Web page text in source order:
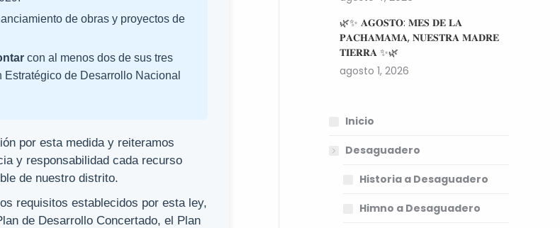
de obras y proyectos de
con al menos dos de sus tres
de Desarrollo Nacional
por esta medida y reiteramos
y responsabilidad cada recurso
de nuestro distrito.
requisitos establecidos por esta ley,
de Desarrollo Concertado, el Plan
🌿✨ 𝐀𝐆𝐎𝐒𝐓𝐎: 𝐌𝐄𝐒 𝐃𝐄 𝐋𝐀
𝐏𝐀𝐂𝐇𝐀𝐌𝐀𝐌𝐀, 𝐍𝐔𝐄𝐒𝐓𝐑𝐀 𝐌𝐀𝐃𝐑𝐄
𝐓𝐈𝐄𝐑𝐑𝐀 ✨🌿
agosto 1, 2026
Inicio
Desaguadero
Historia a Desaguadero
Himno a Desaguadero